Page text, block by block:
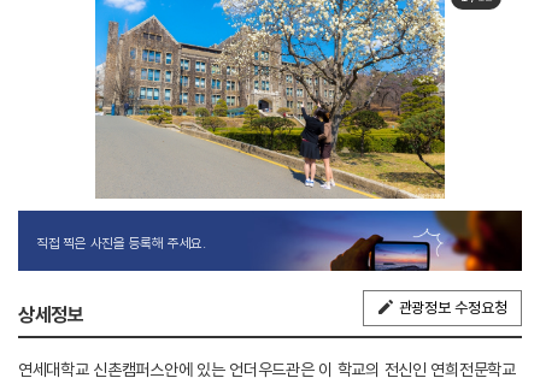
직접 찍은 사진을 등록해 주세요.
상세정보 관광정보 수정요청
연세대학교 신촌캠퍼스안에 있는 언더우드관은 이 학교의 전신인 연희전문학교